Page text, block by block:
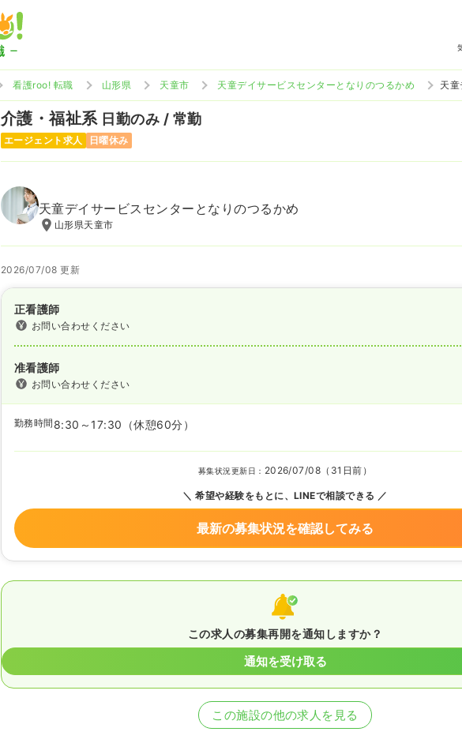
看護roo! 転職 山形県 天童市 天童デイサービスセンターとなりのつるかめ 天
介護・福祉系 日勤のみ / 常勤
エージェント求人 日曜休み
天童デイサービスセンターとなりのつるかめ
山形県天童市
2026/07/08 更新
正看護師
お問い合わせください
准看護師
お問い合わせください
勤務時間 8:30～17:30 （休憩60分）
募集状況更新日： 2026/07/08（31日前）
希望や経験をもとに、LINEで相談できる
最新の募集状況を確認してみる
この求人の募集再開を通知しますか？
通知を受け取る
この施設の他の求人を見る